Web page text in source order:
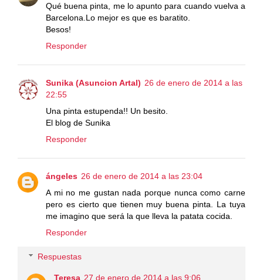
Qué buena pinta, me lo apunto para cuando vuelva a
Barcelona.Lo mejor es que es baratito.
Besos!
Responder
Sunika (Asuncion Artal) 26 de enero de 2014 a las
22:55
Una pinta estupenda!! Un besito.
El blog de Sunika
Responder
ángeles 26 de enero de 2014 a las 23:04
A mi no me gustan nada porque nunca como carne
pero es cierto que tienen muy buena pinta. La tuya
me imagino que será la que lleva la patata cocida.
Responder
Respuestas
Teresa 27 de enero de 2014 a las 9:06